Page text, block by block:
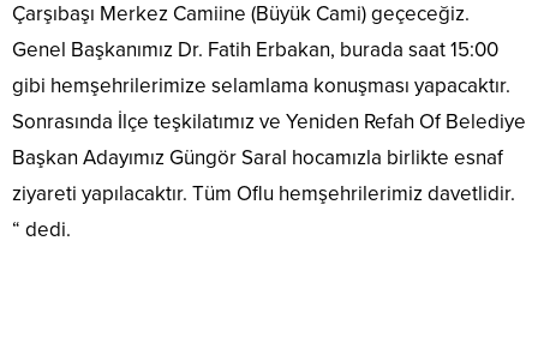
Çarşıbaşı Merkez Camiine (Büyük Cami) geçeceğiz.
Genel Başkanımız Dr. Fatih Erbakan, burada saat 15:00
gibi hemşehrilerimize selamlama konuşması yapacaktır.
Sonrasında İlçe teşkilatımız ve Yeniden Refah Of Belediye
Başkan Adayımız Güngör Saral hocamızla birlikte esnaf
ziyareti yapılacaktır. Tüm Oflu hemşehrilerimiz davetlidir.
“ dedi.